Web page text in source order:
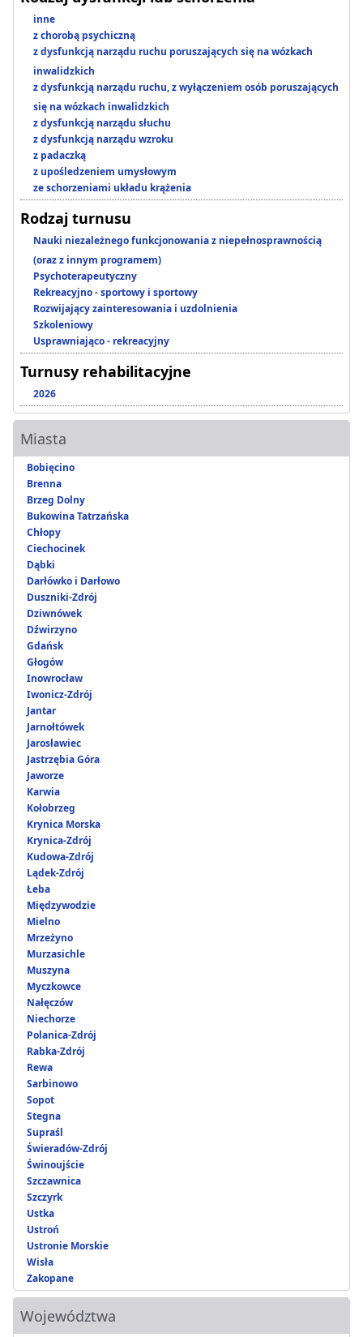
inne
z chorobą psychiczną
z dysfunkcją narządu ruchu poruszających się na wózkach
inwalidzkich
z dysfunkcją narządu ruchu, z wyłączeniem osób poruszających
się na wózkach inwalidzkich
z dysfunkcją narządu słuchu
z dysfunkcją narządu wzroku
z padaczką
z upośledzeniem umysłowym
ze schorzeniami układu krążenia
Rodzaj turnusu
Nauki niezależnego funkcjonowania z niepełnosprawnością
(oraz z innym programem)
Psychoterapeutyczny
Rekreacyjno - sportowy i sportowy
Rozwijający zainteresowania i uzdolnienia
Szkoleniowy
Usprawniająco - rekreacyjny
Turnusy rehabilitacyjne
2026
Miasta
Bobięcino
Brenna
Brzeg Dolny
Bukowina Tatrzańska
Chłopy
Ciechocinek
Dąbki
Darłówko i Darłowo
Duszniki-Zdrój
Dziwnówek
Dźwirzyno
Gdańsk
Głogów
Inowrocław
Iwonicz-Zdrój
Jantar
Jarnołtówek
Jarosławiec
Jastrzębia Góra
Jaworze
Karwia
Kołobrzeg
Krynica Morska
Krynica-Zdrój
Kudowa-Zdrój
Lądek-Zdrój
Łeba
Międzywodzie
Mielno
Mrzeżyno
Murzasichle
Muszyna
Myczkowce
Nałęczów
Niechorze
Polanica-Zdrój
Rabka-Zdrój
Rewa
Sarbinowo
Sopot
Stegna
Supraśl
Świeradów-Zdrój
Świnoujście
Szczawnica
Szczyrk
Ustka
Ustroń
Ustronie Morskie
Wisła
Zakopane
Województwa